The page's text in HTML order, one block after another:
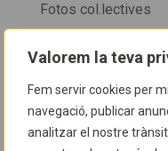
Valorem la teva
Fem servir cookies per
navegació, publicar
analitzar el nostre
Fotos col.lectives
FOTOS NETEGES
FOTOSUB